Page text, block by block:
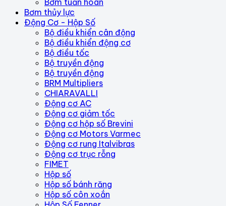
Bơm thủy lực
Động Cơ - Hộp Số
Bộ điều khiển cân động
Bộ điều khiển động cơ
Bộ điều tốc
Bộ truyền động
Bộ truyền động
BRM Multipliers
CHIARAVALLI
Động cơ AC
Động cơ giảm tốc
Động cơ hộp số Brevini
Động cơ Motors Varmec
Động cơ rung Italvibras
Động cơ trục rỗng
FIMET
Hộp số
Hộp số bánh răng
Hộp số côn xoắn